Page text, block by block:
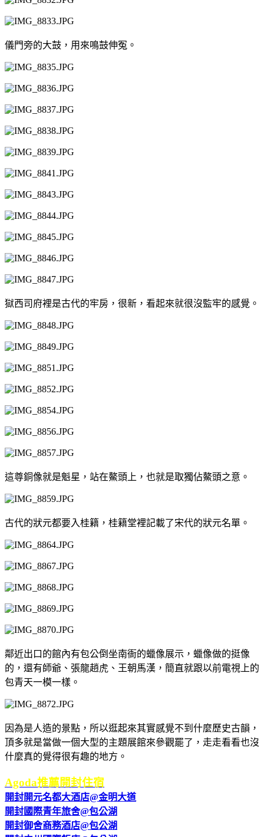
儀門旁的大鼓，用來鳴鼓伸冤。
獄西司府裡是古代的牢房，很新，看起來就很沒監牢的感覺。
這尊銅像就是魁星，站在鰲頭上，也就是取獨佔鰲頭之意。
古代的狀元都要入桂籍，桂籍堂裡記載了宋代的狀元名單。
鄰近出口的館內有包公倒坐南衙的蠟像展示，蠟像做的挺像
的，還有師爺、張龍趙虎、王朝馬漢，簡直就跟以前電視上的
包青天一模一樣。
因為是人造的景點，所以逛起來其實感覺不到什麼歷史古韻，
頂多就是當做一個大型的主題展館來參觀罷了，走走看看也沒
什麼真的覺得很有趣的地方。
Agoda推薦開封住宿
開封開元名都大酒店@金明大道
開封國際青年旅舍@包公湖
開封御舍商務酒店@包公湖